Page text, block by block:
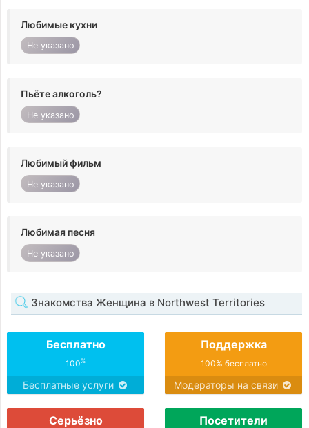
Любимые кухни
Не указано
Пьёте алкоголь?
Не указано
Любимый фильм
Не указано
Любимая песня
Не указано
Знакомства Женщина в Northwest Territories
Бесплатно
100%
Бесплатные услуги
Поддержка
100% бесплатно
Модераторы на связи
Серьёзно Посетители